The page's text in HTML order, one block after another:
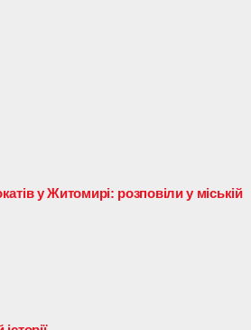
у Житомирі: розповіли у міській